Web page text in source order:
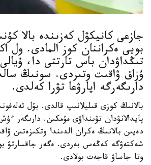
جازعى كانيكۋل كەزىندە بالا
بويى ەكراننان كوز المادى. ول
تىڭداۋدان باس تارتتى دا،
ۇزاق ۋاقىت وتىردى. سونىڭ
دارىگەرگە اپارۋعا تۋرا كەلدى.
بالانىڭ كوزى قىليلانىپ قالدى. بۇل
پايدالانۋدان تۋىنداۋى مۇمكىن. دارىگەر
دەيىن بالانىڭ ەكران الدىندا وتكىزەتىن
شەكتەۋگە كەڭەس بەردى. ەگەر جاقسارتۋ
وتا جاساۋ قاجەت بولادى.